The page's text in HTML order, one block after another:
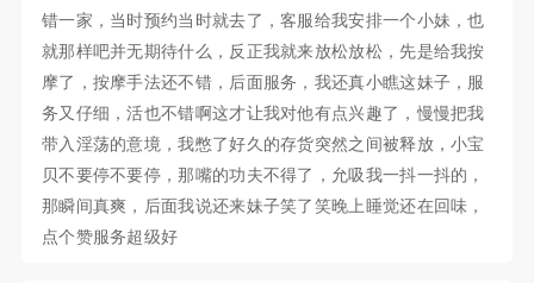
错一家，当时预约当时就去了，客服给我安排一个小妹，也
就那样吧并无期待什么，反正我就来放松放松，先是给我按
摩了，按摩手法还不错，后面服务，我还真小瞧这妹子，服
务又仔细，活也不错啊这才让我对他有点兴趣了，慢慢把我
带入淫荡的意境，我憋了好久的存货突然之间被释放，小宝
贝不要停不要停，那嘴的功夫不得了，允吸我一抖一抖的，
那瞬间真爽，后面我说还来妹子笑了笑晚上睡觉还在回味，
点个赞服务超级好